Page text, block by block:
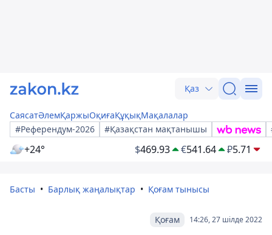
Қаз
СаясатӘлемҚаржыОқиғаҚұқықМақалалар
#Референдум-2026
#Қазақстан мақтанышы
+24° $469.93 €541.64 ₽5.71
Басты Барлық жаңалықтар Қоғам тынысы
14:26, 27 шілде 2022
Қоғам